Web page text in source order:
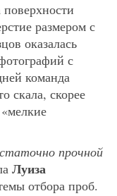
размером с
оказалась
с
команда
скала, скорее
прочной
Луиза
отбора проб.